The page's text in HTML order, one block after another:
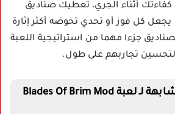
كفاءتك أثناء الجري، تعطيك صناديق
يجعل كل فوز أو تحدي تخوضه أكثر إثارة
جزءا مهما من استراتيجية اللعبة
لتحسين تجاربهم على طول.
أشهر الألعاب المشابهة لـ لعبة Blades Of Brim Mod